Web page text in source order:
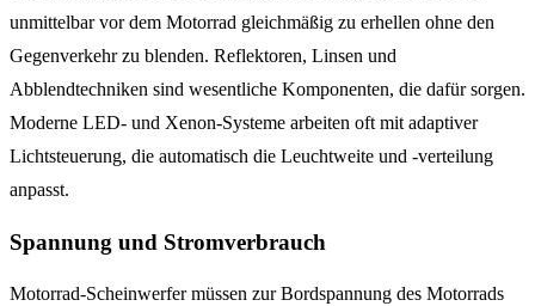
unmittelbar vor dem Motorrad gleichmäßig zu erhellen ohne den
Gegenverkehr zu blenden. Reflektoren, Linsen und
Abblendtechniken sind wesentliche Komponenten, die dafür sorgen.
Moderne LED- und Xenon-Systeme arbeiten oft mit adaptiver
Lichtsteuerung, die automatisch die Leuchtweite und -verteilung
anpasst.
Spannung und Stromverbrauch
Motorrad-Scheinwerfer müssen zur Bordspannung des Motorrads